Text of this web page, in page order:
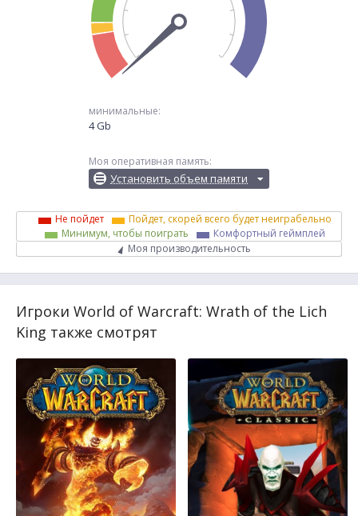
минимальные:
4 Gb
Моя оперативная память:
Установить объем памяти
Не пойдет
Пойдет, скорей всего будет неиграбельно
Минимум, чтобы поиграть
Комфортный геймплей
Моя производительность
Игроки World of Warcraft: Wrath of the Lich
King также смотрят